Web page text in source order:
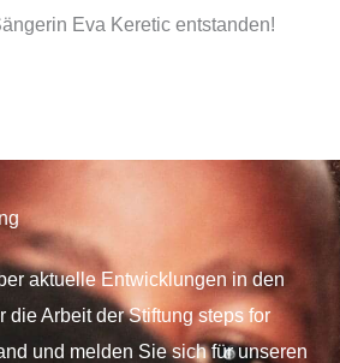
Eva Keretic entstanden!
aktuelle Entwicklungen in den
die Arbeit der Stiftung steps for
und melden Sie sich für unseren